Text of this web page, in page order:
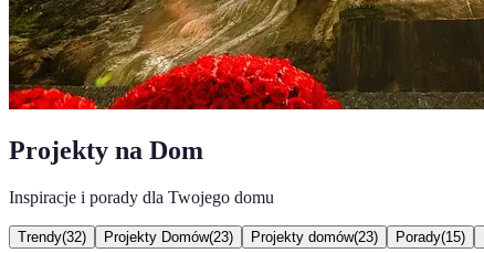
Projekty na Dom
Inspiracje i porady dla Twojego domu
Trendy(32) Projekty Domów(23) Projekty domów(23) Porady(15)